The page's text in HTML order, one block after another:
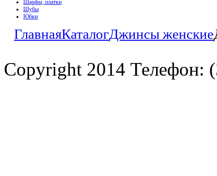
Шарфы, платки
Шубы
Юбки
ГлавнаяКаталогДжинсы женские
Copyright 2014 Телефон: